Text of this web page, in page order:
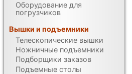
Оборудование для
погрузчиков
Вышки и подъемники
Телескопические вышки
Ножничные подъемники
Подборщики заказов
Подъемные столы